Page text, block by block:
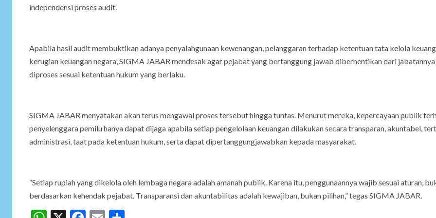
independensi proses audit.
Apabila hasil audit membuktikan adanya penyalahgunaan kewenangan, pelanggaran terhadap ketentuan tata kelola
kerugian keuangan negara, SIGMA JABAR mendesak agar pejabat yang bertanggung jawab diberhentikan dari jabatannya
diproses sesuai ketentuan hukum yang berlaku.
SIGMA JABAR menyatakan akan terus mengawal proses tersebut hingga tuntas. Menurut mereka, kepercayaan publik
penyelenggara pemilu hanya dapat dijaga apabila setiap pengelolaan keuangan dilakukan secara transparan, akuntabel,
administrasi, taat pada ketentuan hukum, serta dapat dipertanggungjawabkan kepada masyarakat.
“Setiap rupiah yang dikelola oleh lembaga negara adalah amanah publik. Karena itu, penggunaannya wajib sesuai aturan,
berdasarkan kehendak pejabat. Transparansi dan akuntabilitas adalah kewajiban, bukan pilihan,” tegas SIGMA JABAR.